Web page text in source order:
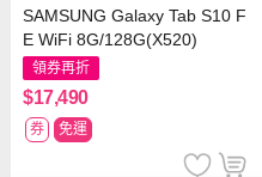
SAMSUNG Galaxy Tab S10 F
E WiFi 8G/128G(X520)
領券再折
$17,490
券 免運